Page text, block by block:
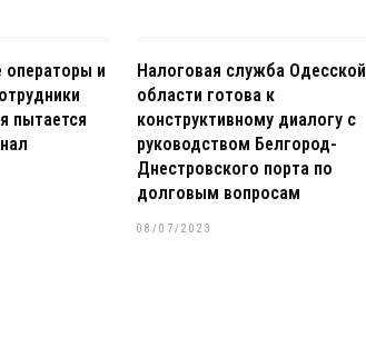
операторы и
пытается
Налоговая служба Одесской
области готова к
конструктивному диалогу с
руководством Белгород-
Днестровского порта по
долговым вопросам
08/07/2023